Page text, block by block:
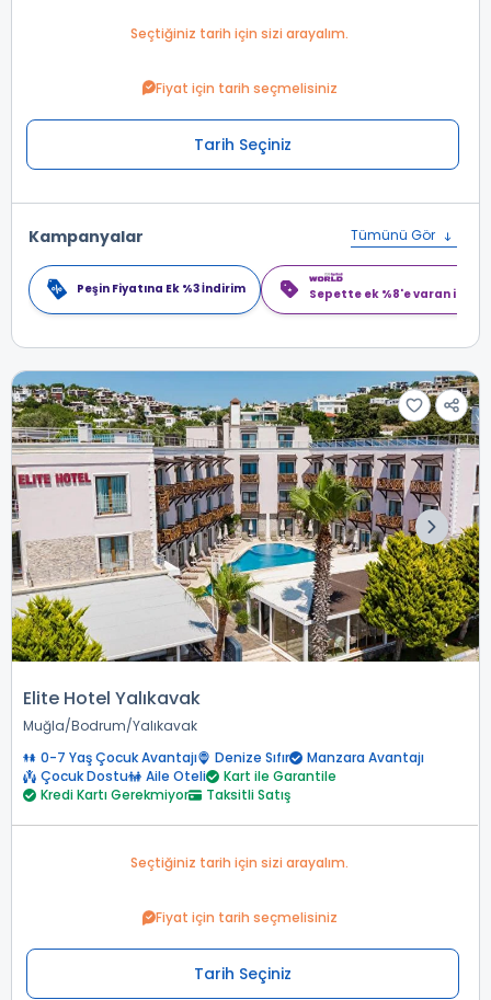
Seçtiğiniz tarih için sizi arayalım.
Fiyat için tarih seçmelisiniz
Tarih Seçiniz
Kampanyalar Tümünü Gör
Peşin Fiyatına Ek %3 İndirim Sepette ek %8'e varan
Elite Hotel Yalıkavak
Muğla Bodrum Yalıkavak
0-7 Yaş Çocuk Avantajı
Denize Sıfır
Manzara Avantajı
Çocuk Dostu
Aile Oteli
Kart ile Garantile
Kredi Kartı Gerekmiyor
Taksitli Satış
Seçtiğiniz tarih için sizi arayalım.
Fiyat için tarih seçmelisiniz
Tarih Seçiniz